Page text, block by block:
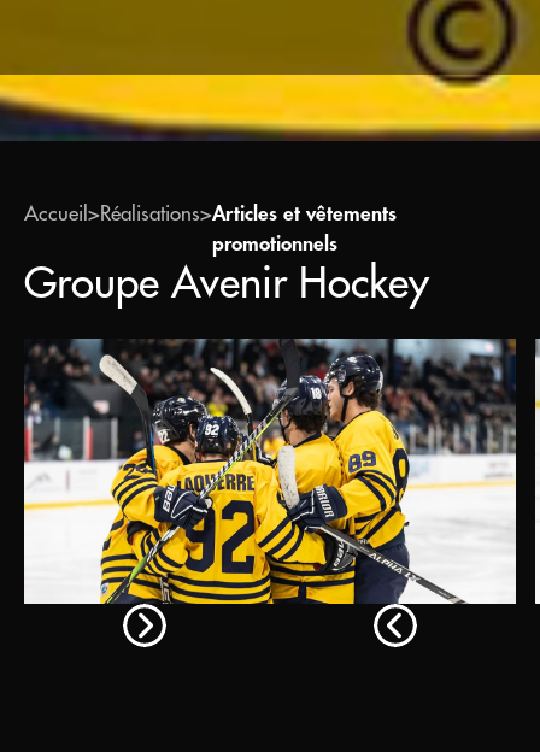
Accueil >Réalisations>Articles et vêtements
promotionnels
Groupe Avenir Hockey